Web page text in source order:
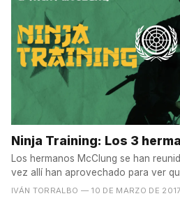
Ninja Training: Los 3
Los hermanos McClung se han
vez allí han aprovechado para ver
IVÁN TORRALBO — 10 DE MARZO DE 2017